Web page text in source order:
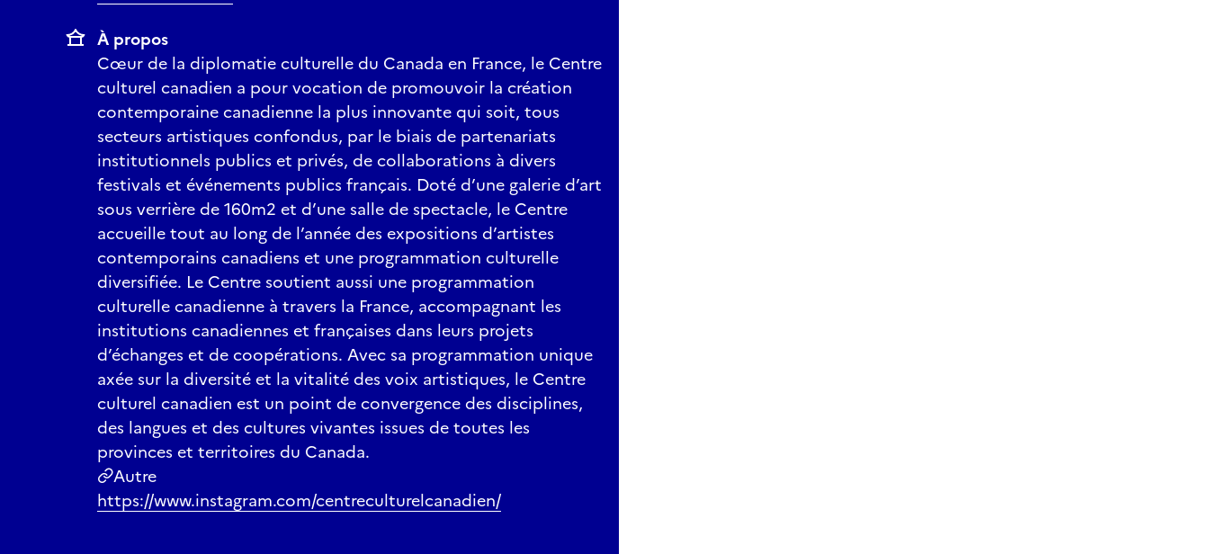
À propos
Cœur de la diplomatie culturelle du Canada en France, le Centre
culturel canadien a pour vocation de promouvoir la création
contemporaine canadienne la plus innovante qui soit, tous
secteurs artistiques confondus, par le biais de partenariats
institutionnels publics et privés, de collaborations à divers
festivals et événements publics français. Doté d’une galerie d’art
sous verrière de 160m2 et d’une salle de spectacle, le Centre
accueille tout au long de l’année des expositions d’artistes
contemporains canadiens et une programmation culturelle
diversifiée. Le Centre soutient aussi une programmation
culturelle canadienne à travers la France, accompagnant les
institutions canadiennes et françaises dans leurs projets
d’échanges et de coopérations. Avec sa programmation unique
axée sur la diversité et la vitalité des voix artistiques, le Centre
culturel canadien est un point de convergence des disciplines,
des langues et des cultures vivantes issues de toutes les
provinces et territoires du Canada.
Autre
https://www.instagram.com/centreculturelcanadien/